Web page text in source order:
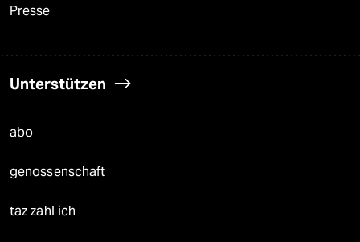
Presse
Unterstützen
abo
genossenschaft
taz zahl ich